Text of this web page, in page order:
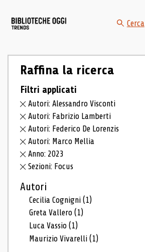
Cerca
Raffina la ricerca
Filtri applicati
Autori: Alessandro Visconti
Autori: Fabrizio Lamberti
Autori: Federico De Lorenzis
Autori: Marco Mellia
Anno: 2023
Sezioni: Focus
Autori
Cecilia Cognigni(1)
Greta Vallero(1)
Luca Vassio(1)
Maurizio Vivarelli(1)